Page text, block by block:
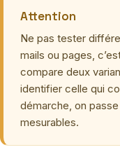
Attention
Ne pas tester
mails ou pages,
compare deux
identifier celle qui
démarche, on
mesurables.